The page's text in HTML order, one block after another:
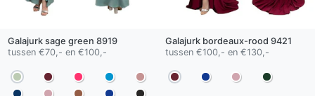
Galajurk sage green 8919
tussen €70,- en €100,-
Galajurk bordeaux-rood 9421
tussen €100,- en €130,-